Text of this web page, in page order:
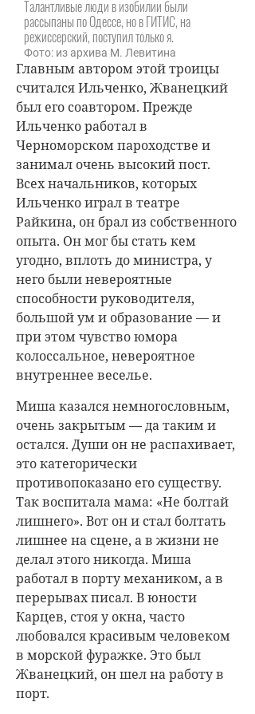
Талантливые люди в изобилии были
рассыпаны по Одессе, но в ГИТИС, на
режиссерский, поступил только я.
Фото: из архива М. Левитина
Главным автором этой троицы
считался Ильченко, Жванецкий
был его соавтором. Прежде
Ильченко работал в
Черноморском пароходстве и
занимал очень высокий пост.
Всех начальников, которых
Ильченко играл в театре
Райкина, он брал из собственного
опыта. Он мог бы стать кем
угодно, вплоть до министра, у
него были невероятные
способности руководителя,
большой ум и образование — и
при этом чувство юмора
колоссальное, невероятное
внутреннее веселье.
Миша казался немногословным,
очень закрытым — да таким и
остался. Души он не распахивает,
это категорически
противопоказано его существу.
Так воспитала мама: «Не болтай
лишнего». Вот он и стал болтать
лишнее на сцене, а в жизни не
делал этого никогда. Миша
работал в порту механиком, а в
перерывах писал. В юности
Карцев, стоя у окна, часто
любовался красивым человеком
в морской фуражке. Это был
Жванецкий, он шел на работу в
порт.